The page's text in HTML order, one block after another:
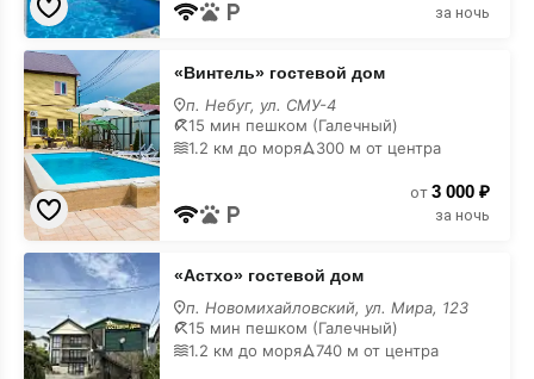
за ночь
«Винтель»
гостевой
дом
с
бассейном
«Винтель» гостевой дом
п. Небуг, ул. СМУ-4
15 мин пешком (Галечный)
1.2 км до моря
300 м от центра
от 3 000 ₽
за ночь
«Астхо»
гостевой
дом
с
бассейном
«Астхо» гостевой дом
п. Новомихайловский, ул. Мира, 123
15 мин пешком (Галечный)
1.2 км до моря
740 м от центра